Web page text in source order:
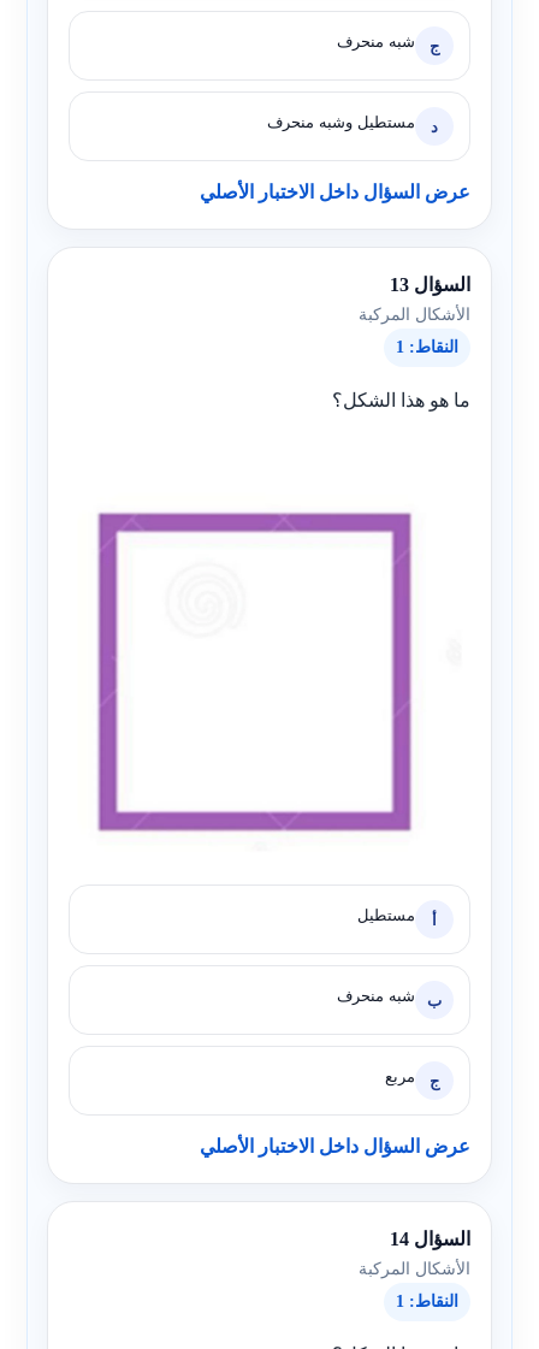
ج شبه منحرف
د مستطيل وشبه منحرف
عرض السؤال داخل الاختبار الأصلي
السؤال 13
الأشكال المركبة
النقاط: 1
ما هو هذا الشكل؟
أ مستطيل
ب شبه منحرف
ج مربع
عرض السؤال داخل الاختبار الأصلي
السؤال 14
الأشكال المركبة
النقاط: 1